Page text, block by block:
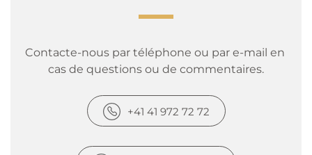
Contacte-nous par téléphone ou par e-mail en
cas de questions ou de commentaires.
+41 41 972 72 72